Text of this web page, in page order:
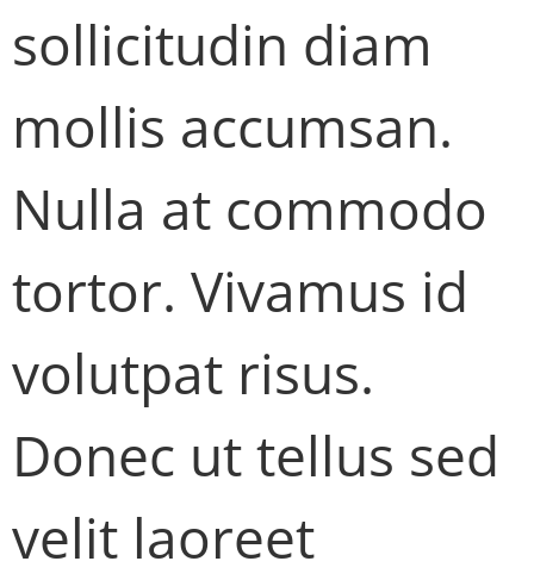
sollicitudin diam
mollis accumsan.
Nulla at commodo
tortor. Vivamus id
volutpat risus.
Donec ut tellus sed
velit laoreet